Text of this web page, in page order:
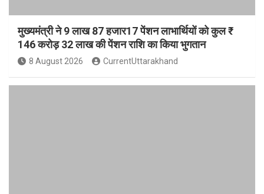
मुख्यमंत्री ने 9 लाख 87 हजार17 पेंशन लाभार्थियों को कुल ₹
146 करोड़ 32 लाख की पेंशन राशि का किया भुगतान
8 August 2026 CurrentUttarakhand